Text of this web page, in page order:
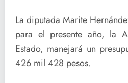
La diputada Marite
para el presente año, la
Estado, manejará un
426 mil 428 pesos.